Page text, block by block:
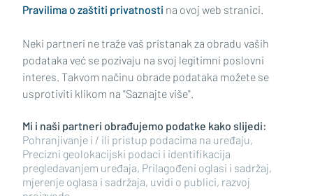
Politika kolačića Kontakt Pritužbe Suradnici
Oglašavanje
RUBRIKE
BRODSKO-POSAVSKA ŽUPANIJA
POŽEŠKO-SLAVONSKA ŽUPANIJA
Pravilima o zaštiti privatnosti na ovoj web stranici.
Neki partneri ne traže vaš pristanak za obradu vaših
podataka već se pozivaju na svoj legitimni poslovni
interes. Takvom načinu obrade podataka možete se
usprotiviti klikom na "Saznajte više".
Mi i naši partneri obrađujemo podatke kako slijedi:
Pohranjivanje i / ili pristup podacima na uređaju,
Precizni geolokacijski podaci i identifikacija
pregledavanjem uređaja, Prilagođeni oglasi i sadržaj,
mjerenje oglasa i sadržaja, uvidi o publici, razvoj